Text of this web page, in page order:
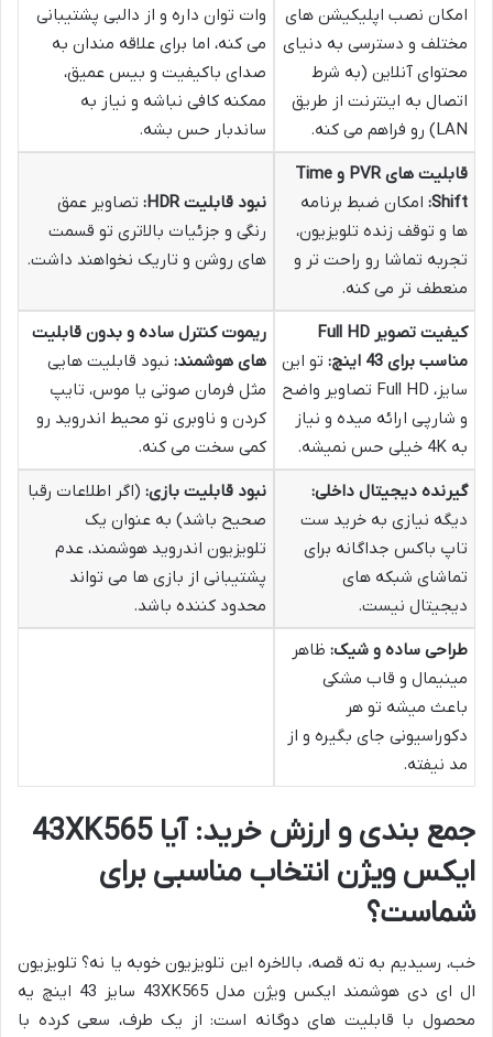
امکان نصب اپلیکیشن های
مختلف و دسترسی به دنیای
محتوای آنلاین (به شرط
اتصال به اینترنت از طریق
LAN) رو فراهم می کنه.
وات توان داره و از دالبی پشتیبانی
می کنه، اما برای علاقه مندان به
صدای باکیفیت و بیس عمیق،
ممکنه کافی نباشه و نیاز به
ساندبار حس بشه.
قابلیت های PVR و Time
Shift: امکان ضبط برنامه
ها و توقف زنده تلویزیون،
تجربه تماشا رو راحت تر و
منعطف تر می کنه.
نبود قابلیت HDR:
تصاویر عمق
رنگی و جزئیات بالاتری تو قسمت
های روشن و تاریک نخواهند داشت.
کیفیت تصویر Full HD
مناسب برای 43 اینچ:
تو این
سایز، Full HD تصاویر واضح
و شارپی ارائه میده و نیاز
به 4K خیلی حس نمیشه.
ریموت کنترل ساده و بدون قابلیت
های هوشمند: نبود قابلیت هایی
مثل فرمان صوتی یا موس، تایپ
کردن و ناوبری تو محیط اندروید رو
کمی سخت می کنه.
گیرنده دیجیتال داخلی:
دیگه نیازی به خرید ست
تاپ باکس جداگانه برای
تماشای شبکه های
دیجیتال نیست.
نبود قابلیت بازی: (اگر اطلاعات رقبا
صحیح باشد) به عنوان یک
تلویزیون اندروید هوشمند، عدم
پشتیبانی از بازی ها می تواند
محدود کننده باشد.
طراحی ساده و شیک: ظاهر
مینیمال و قاب مشکی
باعث میشه تو هر
دکوراسیونی جای بگیره و از
مد نیفته.
جمع بندی و ارزش خرید: آیا 43XK565
ایکس ویژن انتخاب مناسبی برای
شماست؟
خب، رسیدیم به ته قصه، بالاخره این تلویزیون خوبه یا نه؟ تلویزیون
ال ای دی هوشمند ایکس ویژن مدل 43XK565 سایز 43 اینچ یه
محصول با قابلیت های دوگانه است: از یک طرف، سعی کرده با